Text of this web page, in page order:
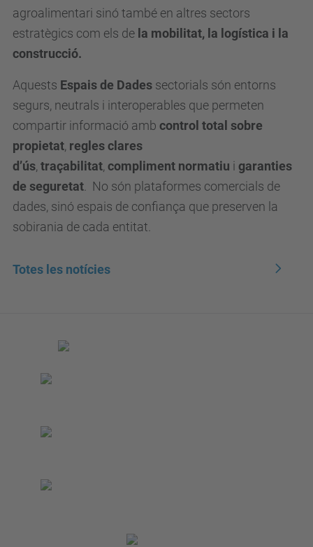
agroalimentari sinó també en altres sectors
estratègics com els de la mobilitat, la logística i la
construcció.
Aquests Espais de Dades sectorials són entorns
segurs, neutrals i interoperables que permeten
compartir informació amb control total sobre
propietat, regles clares
d’ús, traçabilitat, compliment normatiu i garanties
de seguretat . No són plataformes comercials de
dades, sinó espais de confiança que preserven la
sobirania de cada entitat.
Totes les notícies